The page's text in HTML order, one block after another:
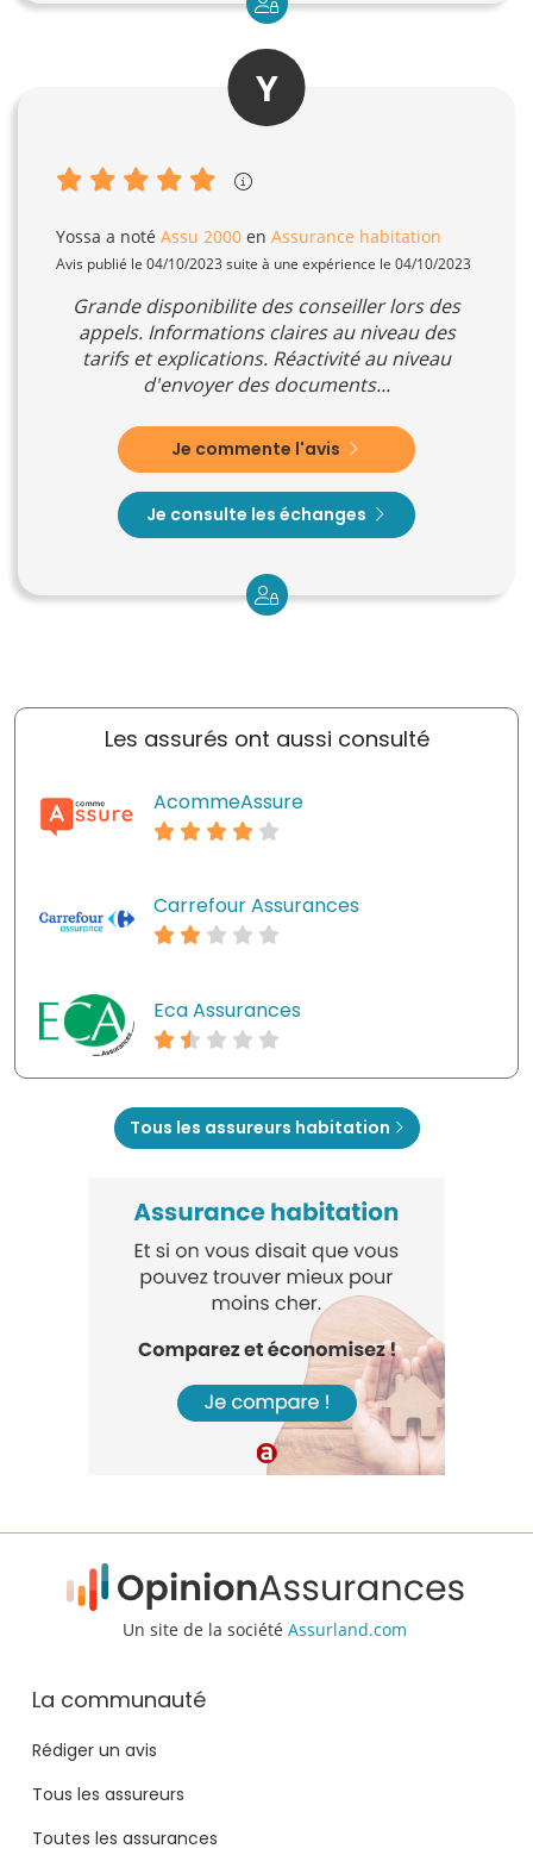
Y
Yossa a noté Assu 2000 en Assurance habitation
Avis publié le 04/10/2023 suite à une expérience le 04/10/2023
Grande disponibilite des conseiller lors des
appels. Informations claires au niveau des
tarifs et explications. Réactivité au niveau
d'envoyer des documents...
Je commente l'avis
Je consulte les échanges
Les assurés ont aussi consulté
AcommeAssure
Carrefour Assurances
Eca Assurances
Tous les assureurs habitation
Un site de la société Assurland.com
La communauté
Rédiger un avis
Tous les assureurs
Toutes les assurances